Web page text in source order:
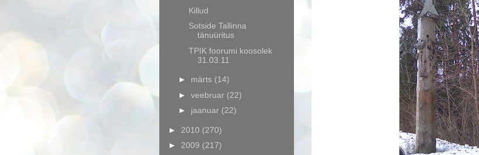
Killud
Sotside Tallinna
tänuüritus
TPIK foorumi koosolek
31.03.11
► märts (14)
► veebruar (22)
► jaanuar (22)
► 2010 (270)
► 2009 (217)